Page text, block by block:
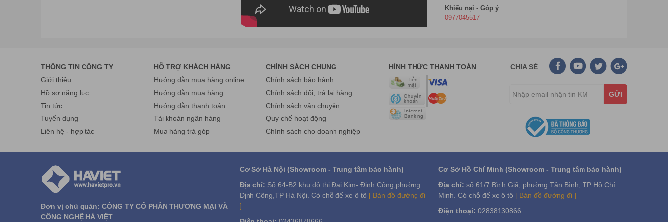
Khiếu nại - Góp ý
0977045517
THÔNG TIN CÔNG TY
Giới thiệu
Hồ sơ năng lực
Tin tức
Tuyển dụng
Liên hệ - hợp tác
HỖ TRỢ KHÁCH HÀNG
Hướng dẫn mua hàng online
Hướng dẫn mua hàng
Hướng dẫn thanh toán
Tài khoản ngân hàng
Mua hàng trả góp
CHÍNH SÁCH CHUNG
Chính sách bảo hành
Chính sách đổi, trả lại hàng
Chính sách vận chuyển
Quy chế hoạt động
Chính sách cho doanh nghiệp
HÌNH THỨC THANH TOÁN CHIA SẺ
GỬI
Đơn vị chủ quản: CÔNG TY CỔ PHẦN THƯƠNG MẠI VÀ
CÔNG NGHỆ HÀ VIỆT
Cơ Sở Hà Nội (Showroom - Trung tâm bảo hành)
Địa chỉ: Số 64-B2 khu đô thị Đại Kim- Định Công,phường
Định Công,TP Hà Nội. Có chỗ để xe ô tô [ Bản đồ đường đi
]
Cơ Sở Hồ Chí Minh (Showroom - Trung tâm bảo hành)
Địa chỉ: số 61/7 Bình Giã, phường Tân Bình, TP Hồ Chí
Minh. Có chỗ để xe ô tô [ Bản đồ đường đi ]
Điện thoại: 02838130866